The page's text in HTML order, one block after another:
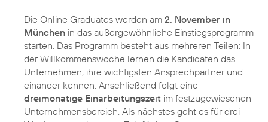
Die Online Graduates werden am 2. November in
München in das außergewöhnliche Einstiegsprogramm
starten. Das Programm besteht aus mehreren Teilen: In
der Willkommenswoche lernen die Kandidaten das
Unternehmen, ihre wichtigsten Ansprechpartner und
einander kennen. Anschließend folgt eine
dreimonatige Einarbeitungszeit im festzugewiesenen
Unternehmensbereich. Als nächstes geht es für drei